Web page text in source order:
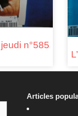
n°585
Articles